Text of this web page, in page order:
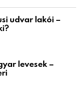
udvar lakói –
levesek –